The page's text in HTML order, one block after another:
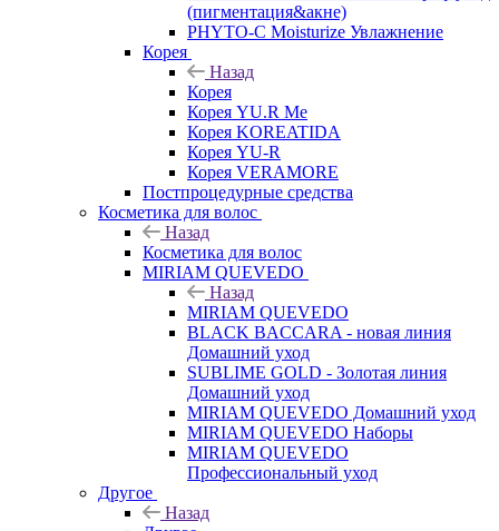
(пигментация&акне)
PHYTO-C Moisturize Увлажнение
Корея
Назад
Корея
Корея YU.R Me
Корея KOREATIDA
Корея YU-R
Корея VERAMORE
Постпроцедурные средства
Косметика для волос
Назад
Косметика для волос
MIRIAM QUEVEDO
Назад
MIRIAM QUEVEDO
BLACK BACCARA - новая линия
Домашний уход
SUBLIME GOLD - Золотая линия
Домашний уход
MIRIAM QUEVEDO Домашний уход
MIRIAM QUEVEDO Наборы
MIRIAM QUEVEDO
Профессиональный уход
Другое
Назад